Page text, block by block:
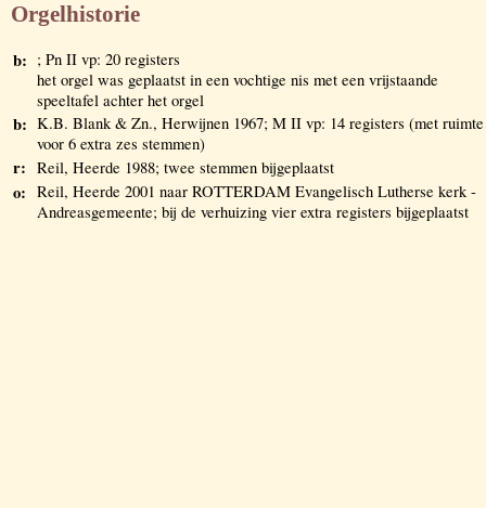
Orgelhistorie
b: ; Pn II vp: 20 registers
het orgel was geplaatst in een vochtige nis met een vrijstaande
speeltafel achter het orgel
b: K.B. Blank & Zn., Herwijnen 1967; M II vp: 14 registers (met ruimte
voor 6 extra zes stemmen)
r: Reil, Heerde 1988; twee stemmen bijgeplaatst
o: Reil, Heerde 2001 naar ROTTERDAM Evangelisch Lutherse kerk -
Andreasgemeente; bij de verhuizing vier extra registers bijgeplaatst